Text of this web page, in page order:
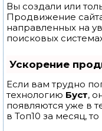
Вы создали или
Продвижение
направленных на
поисковых
Ускорение
Если вам трудно
технологию Буст,
появляются уже в
в Топ10 за месяц, то